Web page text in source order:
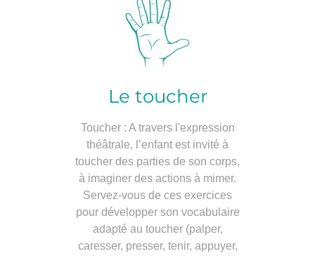
Le toucher
Toucher : A travers l'expression
théâtrale, l’enfant est invité à
toucher des parties de son corps,
à imaginer des actions à mimer.
Servez-vous de ces exercices
pour développer son vocabulaire
adapté au toucher (palper,
caresser, presser, tenir, appuyer,